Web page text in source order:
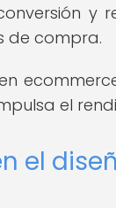
y
de compra.
el
el